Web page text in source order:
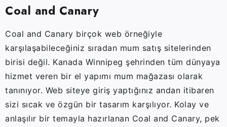
Coal and Canary
Coal and Canary birçok web örneğiyle
karşılaşabileceğiniz sıradan mum satış sitelerinden
birisi değil. Kanada Winnipeg şehrinden tüm dünyaya
hizmet veren bir el yapımı mum mağazası olarak
tanınıyor. Web siteye giriş yaptığınız andan itibaren
sizi sıcak ve özgün bir tasarım karşılıyor. Kolay ve
anlaşılır bir temayla hazırlanan Coal and Canary, pek